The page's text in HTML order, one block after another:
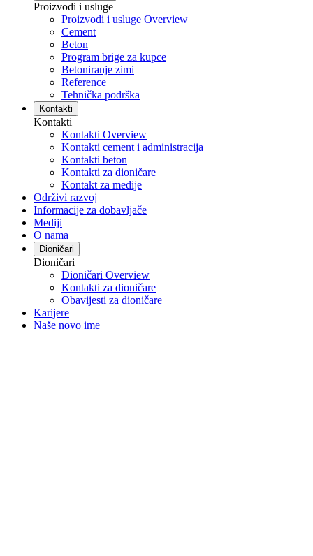
Proizvodi i usluge
Proizvodi i usluge Overview
Cement
Beton
Program brige za kupce
Betoniranje zimi
Reference
Tehnička podrška
Kontakti
Kontakti
Kontakti Overview
Kontakti cement i administracija
Kontakti beton
Kontakti za dioničare
Kontakt za medije
Održivi razvoj
Informacije za dobavljače
Mediji
O nama
Dioničari
Dioničari
Dioničari Overview
Kontakti za dioničare
Obavijesti za dioničare
Karijere
Naše novo ime